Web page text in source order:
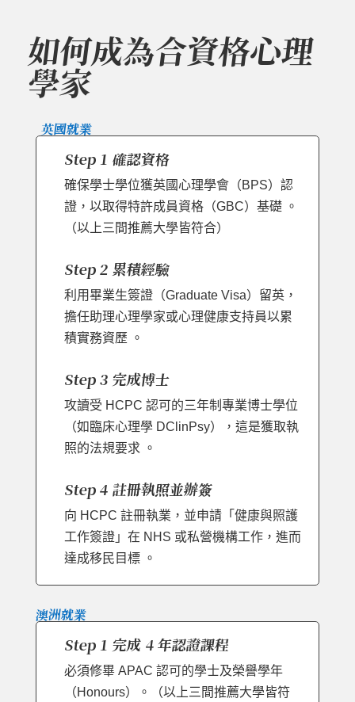
如何成為合資格心理
學家
英國就業
Step 1 確認資格
確保學士學位獲英國心理學會（BPS）認
證，以取得特許成員資格（GBC）基礎 。
（以上三間推薦大學皆符合）
Step 2 累積經驗
利用畢業生簽證（Graduate Visa）留英，
擔任助理心理學家或心理健康支持員以累
積實務資歷 。
Step 3 完成博士
攻讀受 HCPC 認可的三年制專業博士學位
（如臨床心理學 DClinPsy），這是獲取執
照的法規要求 。
Step 4 註冊執照並辦簽
向 HCPC 註冊執業，並申請「健康與照護
工作簽證」在 NHS 或私營機構工作，進而
達成移民目標 。
澳洲就業
Step 1 完成 4 年認證課程
必須修畢 APAC 認可的學士及榮譽學年
（Honours）。（以上三間推薦大學皆符